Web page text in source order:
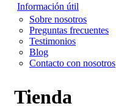
Información útil
Sobre nosotros
Preguntas frecuentes
Testimonios
Blog
Contacto con nosotros
Tienda